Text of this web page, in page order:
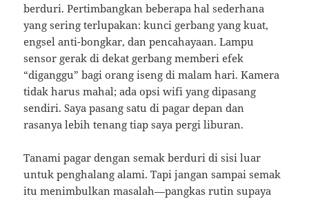
berduri. Pertimbangkan beberapa hal sederhana
yang sering terlupakan: kunci gerbang yang kuat,
engsel anti-bongkar, dan pencahayaan. Lampu
sensor gerak di dekat gerbang memberi efek
“diganggu” bagi orang iseng di malam hari. Kamera
tidak harus mahal; ada opsi wifi yang dipasang
sendiri. Saya pasang satu di pagar depan dan
rasanya lebih tenang tiap saya pergi liburan.
Tanami pagar dengan semak berduri di sisi luar
untuk penghalang alami. Tapi jangan sampai semak
itu menimbulkan masalah—pangkas rutin supaya